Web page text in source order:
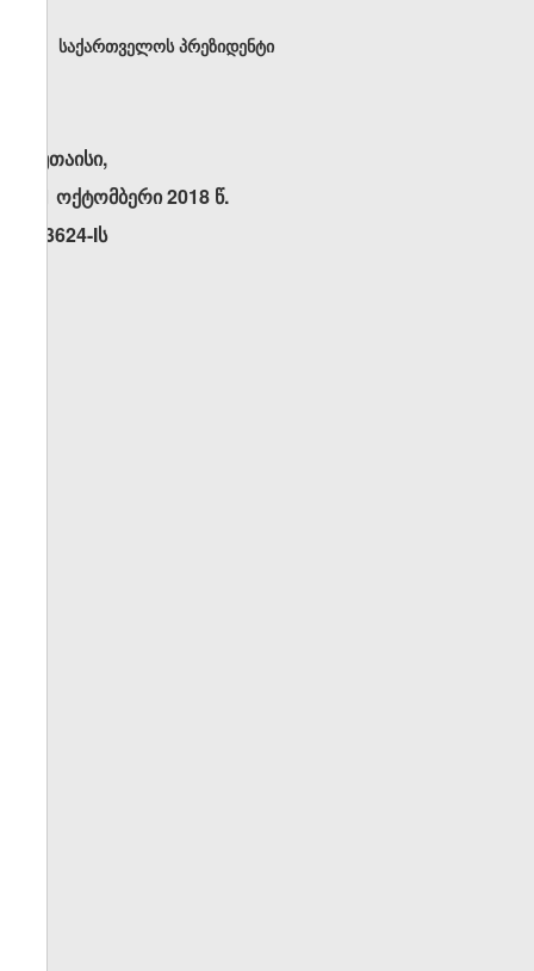
საქართველოს პრეზიდენტი
ქუთაისი,
31 ოქტომბერი 2018 წ.
N3624-Iს